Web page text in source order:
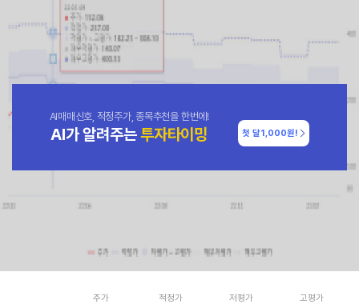
AI매매신호, 적정주가, 종목추천을 한번에!
AI가 알려주는투자타이밍 첫 달1,000원!
주가 적정가 저평가 고평가